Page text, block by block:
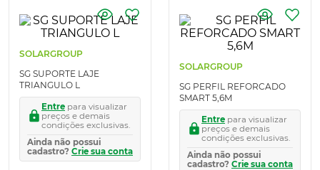
SOLARGROUP
SG SUPORTE LAJE
TRIANGULO L
Entre para visualizar
preços e demais
condições exclusivas.
Ainda não possui
cadastro? Crie sua conta
SOLARGROUP
SG PERFIL REFORCADO
SMART 5,6M
Entre para visualizar
preços e demais
condições exclusivas.
Ainda não possui
cadastro? Crie sua conta